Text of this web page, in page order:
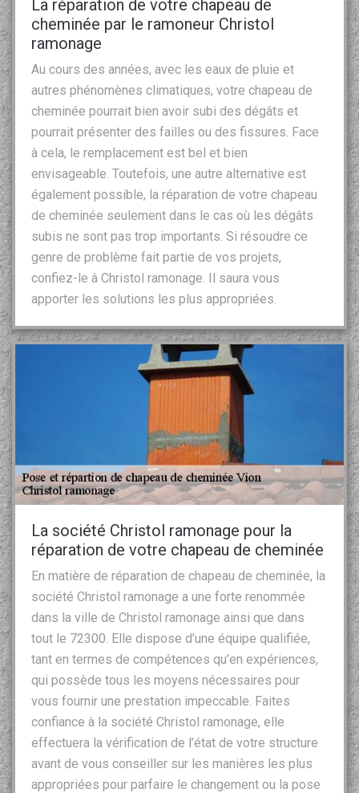
La réparation de votre chapeau de
cheminée par le ramoneur Christol
ramonage
Au cours des années, avec les eaux de pluie et
autres phénomènes climatiques, votre chapeau de
cheminée pourrait bien avoir subi des dégâts et
pourrait présenter des failles ou des fissures. Face
à cela, le remplacement est bel et bien
envisageable. Toutefois, une autre alternative est
également possible, la réparation de votre chapeau
de cheminée seulement dans le cas où les dégâts
subis ne sont pas trop importants. Si résoudre ce
genre de problème fait partie de vos projets,
confiez-le à Christol ramonage. Il saura vous
apporter les solutions les plus appropriées.
La société Christol ramonage pour la
réparation de votre chapeau de cheminée
En matière de réparation de chapeau de cheminée, la
société Christol ramonage a une forte renommée
dans la ville de Christol ramonage ainsi que dans
tout le 72300. Elle dispose d’une équipe qualifiée,
tant en termes de compétences qu’en expériences,
qui possède tous les moyens nécessaires pour
vous fournir une prestation impeccable. Faites
confiance à la société Christol ramonage, elle
effectuera la vérification de l’état de votre structure
avant de vous conseiller sur les manières les plus
appropriées pour parfaire le changement ou la pose